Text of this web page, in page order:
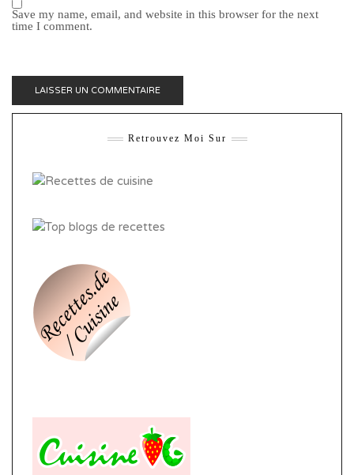
Save my name, email, and website in this browser for the next
time I comment.
Retrouvez Moi Sur